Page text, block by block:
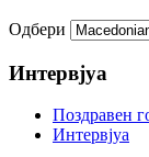
Одбери
Интервјуа
Поздравен
Интервјуа